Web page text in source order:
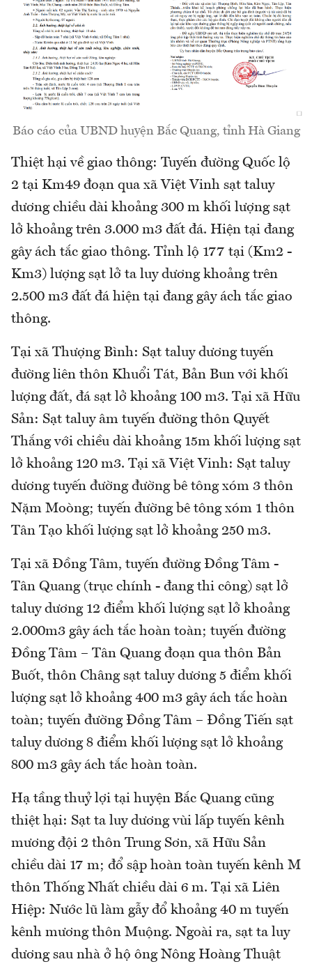
Báo cáo của UBND huyện Bắc Quang, tỉnh Hà Giang
Thiệt hại về giao thông: Tuyến đường Quốc lộ
2 tại Km49 đoạn qua xã Việt Vinh sạt taluy
dương chiều dài khoảng 300 m khối lượng sạt
lở khoảng trên 3.000 m3 đất đá. Hiện tại đang
gây ách tắc giao thông. Tỉnh lộ 177 tại (Km2 -
Km3) lượng sạt lở ta luy dương khoảng trên
2.500 m3 đất đá hiện tại đang gây ách tắc giao
thông.
Tại xã Thượng Bình: Sạt taluy dương tuyến
đường liên thôn Khuổi Tát, Bản Bun với khối
lượng đất, đá sạt lở khoảng 100 m3. Tại xã Hữu
Sản: Sạt taluy âm tuyến đường thôn Quyết
Thắng với chiều dài khoảng 15m khối lượng sạt
lở khoảng 120 m3. Tại xã Việt Vinh: Sạt taluy
dương tuyến đường đường bê tông xóm 3 thôn
Nặm Moòng; tuyến đường bê tông xóm 1 thôn
Tân Tạo khối lượng sạt lở khoảng 250 m3.
Tại xã Đồng Tâm, tuyến đường Đồng Tâm -
Tân Quang (trục chính - đang thi công) sạt lở
taluy dương 12 điểm khối lượng sạt lở khoảng
2.000m3 gây ách tắc hoàn toàn; tuyến đường
Đồng Tâm – Tân Quang đoạn qua thôn Bản
Buốt, thôn Châng sạt taluy dương 5 điểm khối
lượng sạt lở khoảng 400 m3 gây ách tắc hoàn
toàn; tuyến đường Đồng Tâm – Đồng Tiến sạt
taluy dương 8 điểm khối lượng sạt lở khoảng
800 m3 gây ách tắc hoàn toàn.
Hạ tầng thuỷ lợi tại huyện Bắc Quang cũng
thiệt hại: Sạt ta luy dương vùi lấp tuyến kênh
mương đội 2 thôn Trung Sơn, xã Hữu Sản
chiều dài 17 m; đổ sập hoàn toàn tuyến kênh M
thôn Thống Nhất chiều dài 6 m. Tại xã Liên
Hiệp: Nước lũ làm gẫy đổ khoảng 40 m tuyến
kênh mương thôn Muộng. Ngoài ra, sạt ta luy
dương sau nhà ở hộ ông Nông Hoàng Thuật